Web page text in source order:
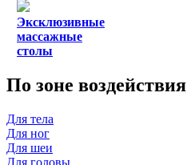
Эксклюзивные
массажные
столы
По зоне воздействия
Для тела
Для ног
Для шеи
Для головы